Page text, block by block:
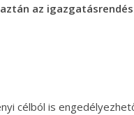
az
célból is